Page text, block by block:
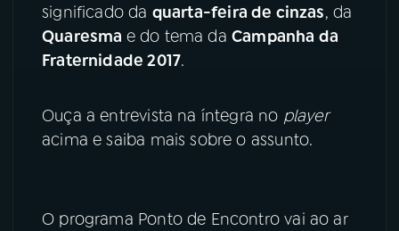
05PODCASTS
07 ÚLTIMAS
FESTIVAL DE MÚSICA
significado da quarta-feira de cinzas, da
Quaresma e do tema da Campanha da
Fraternidade 2017.
Ouça a entrevista na íntegra no player
acima e saiba mais sobre o assunto.
O programa Ponto de Encontro vai ao ar